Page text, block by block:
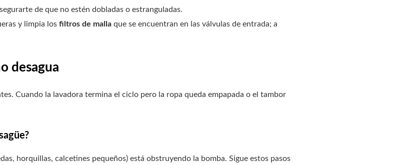
de que no estén dobladas o estranguladas.
y limpia los filtros de mallaque se encuentran en las válvulas de entrada; a
desagua
Cuando la lavadora termina el ciclo pero la ropa queda empapada o el tambor
horquillas, calcetines pequeños) está obstruyendo la bomba. Sigue estos pasos